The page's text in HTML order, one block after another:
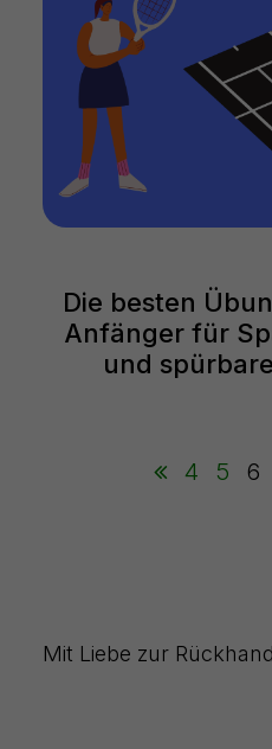
Die besten
Anfänger für
und
4 5 6
Mit Liebe zur